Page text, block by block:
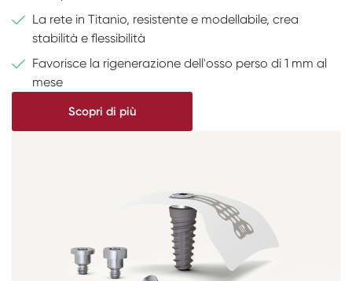
La rete in Titanio, resistente e modellabile, crea
stabilità e flessibilità
Favorisce la rigenerazione dell'osso perso di 1 mm al
mese
Scopri di più